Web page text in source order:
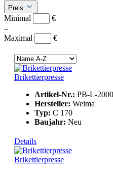
Preis
Minimal
€
–
Maximal
€
Brikettierpresse
Artikel-Nr.: PB-L-
Hersteller: Weima
Typ: C 170
Baujahr: Neu
Details
Brikettierpresse